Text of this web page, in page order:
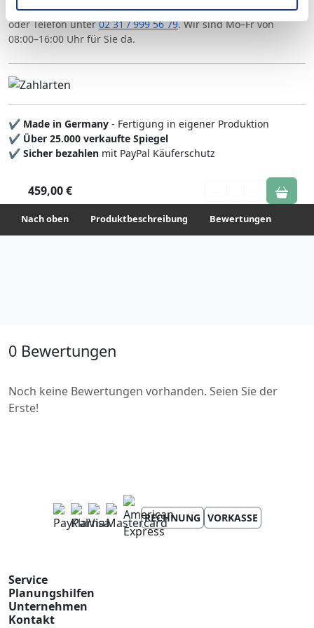
unter "Cookies" Ihre getroffene Auswahl anpassen. Durch
Verarbeitung nicht berührt.
Unsere Glas-Experten beraten Sie gern kostenlos perE-Mail
oder Telefon unter02 31 / 999 56 79. Wir sind Mo–Fr von
08:00–16:00 Uhr für Sie da.
✔ Made in Germany - Fertigung in eigener Produktion
✔ Über 25.000 verkaufte Spiegel
✔ Sicher bezahlen mit PayPal Käuferschutz
459,00 €
Nach oben Produktbeschreibung Bewertungen
0 Bewertungen
Noch keine Bewertungen vorhanden. Seien Sie der
Erste!
RECHNUNG VORKASSE
Service
Planungshilfen
Unternehmen
Kontakt